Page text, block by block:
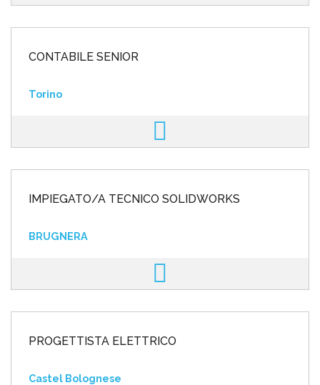
CONTABILE SENIOR
Torino
IMPIEGATO/A TECNICO SOLIDWORKS
BRUGNERA
PROGETTISTA ELETTRICO
Castel Bolognese